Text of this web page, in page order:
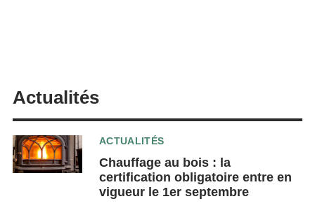
Actualités
ACTUALITÉS
Chauffage au bois : la
certification obligatoire entre en
vigueur le 1er septembre